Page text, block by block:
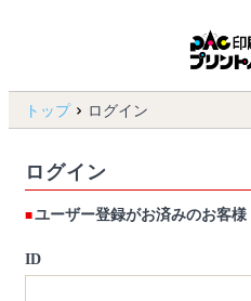
トップ ログイン
ログイン
ユーザー登録がお済みのお客様
ID